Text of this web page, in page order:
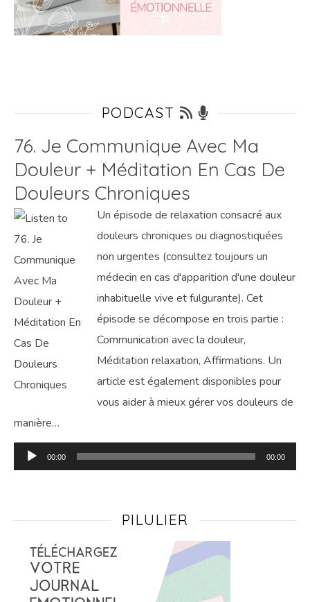
PODCAST
76. Je Communique Avec Ma
Douleur + Méditation En Cas De
Douleurs Chroniques
Un épisode de relaxation consacré aux
douleurs chroniques ou diagnostiquées
non urgentes (consultez toujours un
médecin en cas d'apparition d'une douleur
inhabituelle vive et fulgurante). Cet
épisode se décompose en trois partie :
Communication avec la douleur,
Méditation relaxation, Affirmations. Un
article est également disponibles pour
vous aider à mieux gérer vos douleurs de
manière…
Lecteur
audio
00:00 00:00
PILULIER